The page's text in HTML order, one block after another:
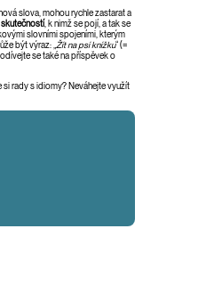
slova, mohou rychle zastarat a
skutečností, k nimž se pojí, a tak se
slovními spojeními, kterým
být výraz: „ Žít na psí knížku“ (=
se také na příspěvek o
si rady s idiomy? Neváhejte využít